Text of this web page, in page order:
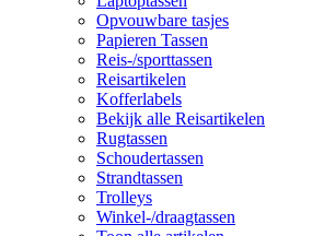
Opvouwbare tasjes
Papieren Tassen
Reis-/sporttassen
Reisartikelen
Kofferlabels
Bekijk alle Reisartikelen
Rugtassen
Schoudertassen
Strandtassen
Trolleys
Winkel-/draagtassen